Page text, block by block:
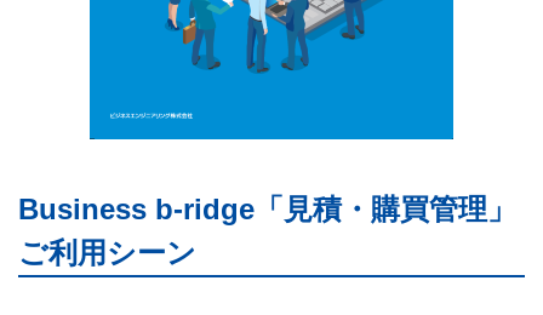
Business b-ridge「 見積・購買管理 」
ご利用シーン